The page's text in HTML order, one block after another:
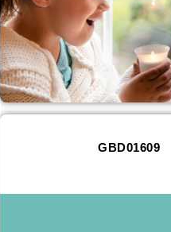
GBD01609